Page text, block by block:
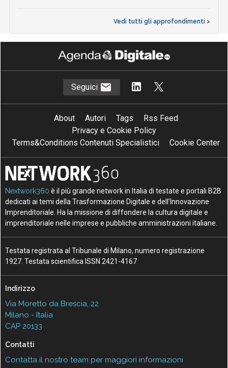
Vedi tutti gli approfondimenti >
Seguici
About Autori Tags
Rss Feed
Privacy e Cookie Policy
Terms&Conditions Contenuti Specialistici
Cookie Center
Nextwork360 è il più grande network in Italia di testate e portali B2B
dedicati ai temi della Trasformazione Digitale e dell’Innovazione
Imprenditoriale. Ha la missione di diffondere la cultura digitale e
imprenditoriale nelle imprese e pubbliche amministrazioni italiane.
Testata registrata al Tribunale di Milano, numero registrazione
1927. Testata scientifica ISSN 2421-4167
Indirizzo
Via Moretto da Brescia, 22
Milano - Italia
CAP 20133
Contatti
Contatta il nostro team per maggiori informazioni